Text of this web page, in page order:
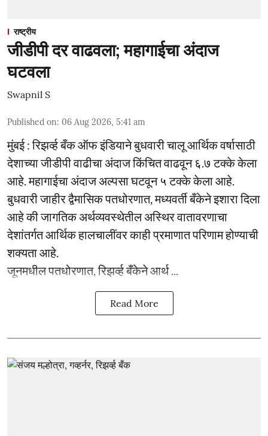
राष्ट्रीय
जीडीपी दर वाढवला; महागाईचा अंदाज
घटवला
Swapnil S
Published on: 06 Aug 2026, 5:41 am
मुंबई : रिझर्व्ह बँक ऑफ इंडियाने बुधवारी चालू आर्थिक वर्षासाठी
देशाच्या जीडीपी वाढीचा अंदाज किंचित वाढवून ६.७ टक्के केला
आहे. महागाईचा अंदाज अल्पसा घटवून ५ टक्के केला आहे.
बुधवारी जाहीर द्वैमासिक पतधोरणात, मध्यवर्ती बँकेने इशारा दिला
आहे की जागतिक अर्थव्यवस्थेतील अस्थिर वातावरणाचा
देशांतर्गत आर्थिक हालचालींवर काही प्रमाणात परिणाम होण्याची
शक्यता आहे.
जूनमधील पतधोरणात, रिझर्व्ह बँकेने आर्थ ...
Read More